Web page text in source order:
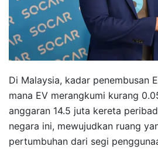
Di Malaysia, kadar penembusan
mana EV merangkumi kurang
anggaran 14.5 juta kereta
negara ini, mewujudkan ruang
pertumbuhan dari segi